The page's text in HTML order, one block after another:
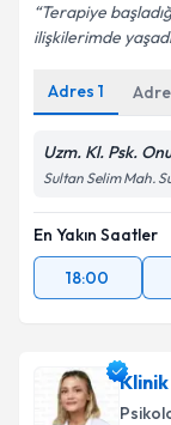
Terapiye
ilişkilerimde
Adres 1
Uzm. Kl. Psk.
Sultan Selim Mah.
En Yakın Saatler
18:00